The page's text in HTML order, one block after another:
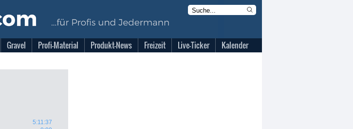
Gravel Profi-Material Produkt-News Freizeit Live-Ticker Kalender
5:11:37